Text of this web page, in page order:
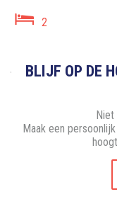
2
BLIJF OP DE
Maak een